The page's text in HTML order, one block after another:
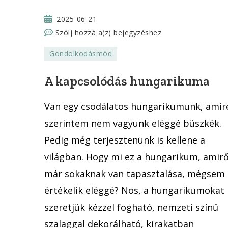
2025-06-21
Szólj hozzá a(z)A
bejegyzéshez
Gondolkodásmód
A kapcsolódás hungarikuma
Van egy csodálatos hungarikumunk,
szerintem nem vagyunk eléggé büszkék.
Pedig még terjesztenünk is kellene a
világban. Hogy mi ez a hungarikum,
már sokaknak van tapasztalása, mégsem
értékelik eléggé? Nos, a hungarikumokat
szeretjük kézzel fogható, nemzeti színű
szalaggal dekorálható, kirakatban